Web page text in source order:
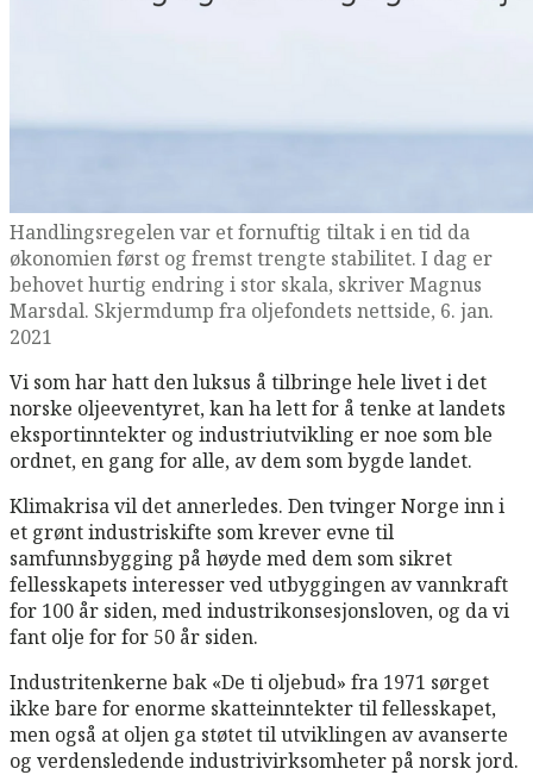
Handlingsregelen var et fornuftig tiltak i en tid da
økonomien først og fremst trengte stabilitet. I dag er
behovet hurtig endring i stor skala, skriver Magnus
Marsdal. Skjermdump fra oljefondets nettside, 6. jan.
2021
Vi som har hatt den luksus å tilbringe hele livet i det
norske oljeeventyret, kan ha lett for å tenke at landets
eksportinntekter og industriutvikling er noe som ble
ordnet, en gang for alle, av dem som bygde landet.
Klimakrisa vil det annerledes. Den tvinger Norge inn i
et grønt industriskifte som krever evne til
samfunnsbygging på høyde med dem som sikret
fellesskapets interesser ved utbyggingen av vannkraft
for 100 år siden, med industrikonsesjonsloven, og da vi
fant olje for for 50 år siden.
Industritenkerne bak «De ti oljebud» fra 1971 sørget
ikke bare for enorme skatteinntekter til fellesskapet,
men også at oljen ga støtet til utviklingen av avanserte
og verdensledende industrivirksomheter på norsk jord.